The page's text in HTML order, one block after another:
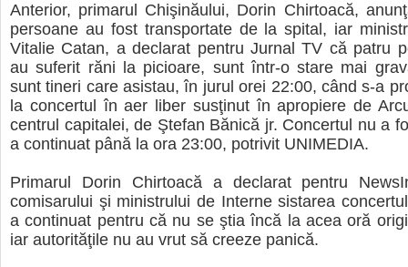
Anterior, primarul Chişinăului, Dorin Chirtoacă,
persoane au fost transportate de la spital, iar
Vitalie Catan, a declarat pentru Jurnal TV că patru
au suferit răni la picioare, sunt într-o stare mai
sunt tineri care asistau, în jurul orei 22:00, când s-a
la concertul în aer liber susţinut în apropiere de
centrul capitalei, de Ştefan Bănică jr. Concertul nu a
a continuat până la ora 23:00, potrivit UNIMEDIA.
Primarul Dorin Chirtoacă a declarat pentru
comisarului şi ministrului de Interne sistarea
a continuat pentru că nu se ştia încă la acea oră
iar autorităţile nu au vrut să creeze panică.